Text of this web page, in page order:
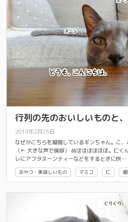
行列の先のおいしいものと
2019年2月26日
なぜかこちらを凝視しているギンちゃん。こ
（← 大きな声で挨拶） ぬほほほほほほ。仁く
レにアフタヌーンティーなどをするときに供…
おやつ・美味しいもの マミコ 仁